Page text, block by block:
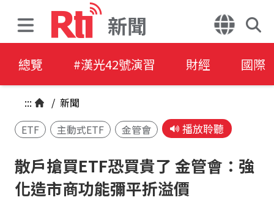
新聞
總覽 #漢光42號演習 財經 國際
::: / 新聞
ETF
主動式ETF 金管會 播放聆聽
散戶搶買ETF恐買貴了 金管會：強
化造市商功能彌平折溢價